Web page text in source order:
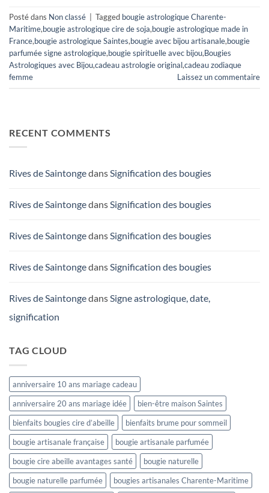
Posté dans Non classé Tagged bougie astrologique Charente-
Maritime,bougie astrologique cire de soja,bougie astrologique made in
France,bougie astrologique Saintes,bougie avec bijou artisanale,bougie
parfumée signe astrologique,bougie spirituelle avec bijou,Bougies
Astrologiques avec Bijou,cadeau astrologie original,cadeau zodiaque
femme
Laissez un commentaire
RECENT COMMENTS
Rives de SaintongedansSignification des bougies
Rives de SaintongedansSignification des bougies
Rives de SaintongedansSignification des bougies
Rives de SaintongedansSignification des bougies
Rives de SaintongedansSigne astrologique, date,
signification
TAG CLOUD
anniversaire 10 ans mariage cadeau
anniversaire 20 ans mariage idée
bien-être maison Saintes
bienfaits bougies cire d’abeille
bienfaits brume pour sommeil
bougie artisanale française
bougie artisanale parfumée
bougie cire abeille avantages santé
bougie naturelle
bougie naturelle parfumée
bougies artisanales Charente-Maritime